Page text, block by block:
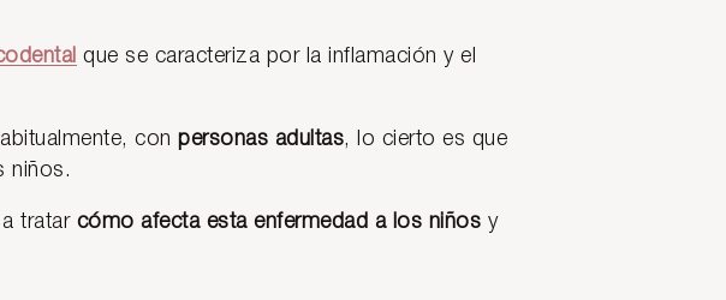
que se caracteriza por la inflamación y el
con personas adultas, lo cierto es que
niños.
tratar cómo afecta esta enfermedad a los niños y